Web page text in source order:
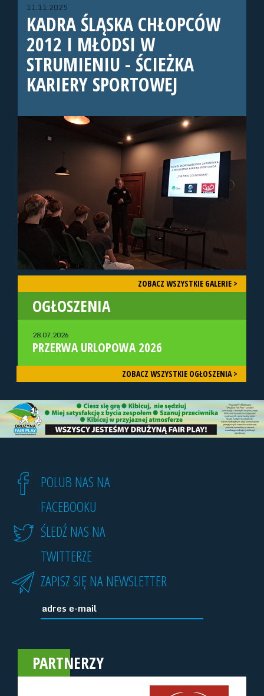
11.11.2025
KADRA ŚLĄSKA CHŁOPCÓW
2012 I MŁODSI W
STRUMIENIU - ŚCIEŻKA
KARIERY SPORTOWEJ
ZOBACZ WSZYSTKIE GALERIE >
OGŁOSZENIA
28.07.2026
PRZERWA URLOPOWA 2026
ZOBACZ WSZYSTKIE OGŁOSZENIA >
POLUB NAS NA
FACEBOOKU
ŚLEDŹ NAS NA
TWITTERZE
ZAPISZ SIĘ NA NEWSLETTER
PARTNERZY